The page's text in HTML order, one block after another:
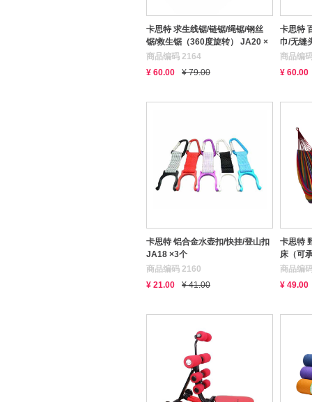
卡思特 求生线锯/链锯/绳锯/钢丝
锯/救生锯（360度旋转） JA20 ×
3条
商品编码 2164
¥ 60.00
¥ 79.00
卡思特
巾/无缝
商品编
¥ 60.00
卡思特 铝合金水壶扣/快挂/登山扣
JA18 ×3个
商品编码 2160
¥ 21.00
¥ 41.00
卡思特
床（可
商品编
¥ 49.00